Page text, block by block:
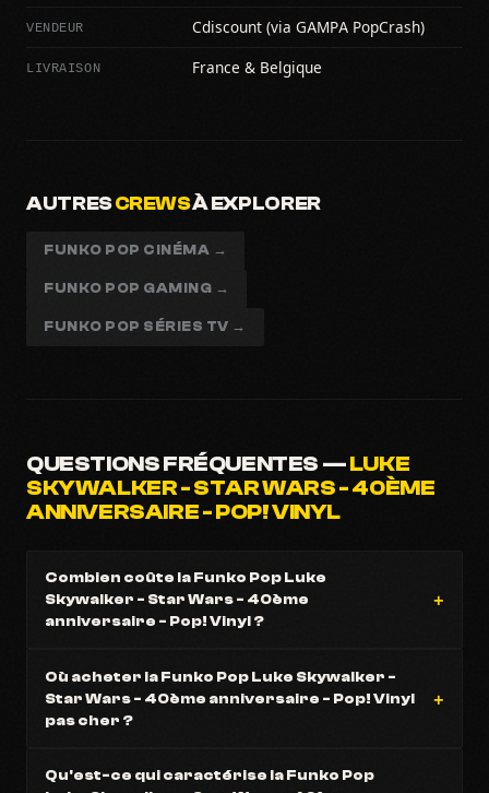
VENDEUR Cdiscount (via GAMPA PopCrash)
LIVRAISON France & Belgique
AUTRESCREWSÀ EXPLORER
FUNKO POP CINÉMA →
FUNKO POP GAMING →
FUNKO POP SÉRIES TV →
QUESTIONS FRÉQUENTES —LUKE
SKYWALKER - STAR WARS - 40ÈME
ANNIVERSAIRE - POP! VINYL
Combien coûte la Funko Pop Luke
Skywalker - Star Wars - 40ème
anniversaire - Pop! Vinyl ?
Où acheter la Funko Pop Luke Skywalker -
Star Wars - 40ème anniversaire - Pop! Vinyl
pas cher ?
Qu'est-ce qui caractérise la Funko Pop